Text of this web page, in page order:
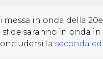
in onda della
saranno in onda
la seconda